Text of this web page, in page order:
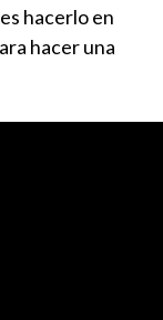
hacerlo en
hacer una